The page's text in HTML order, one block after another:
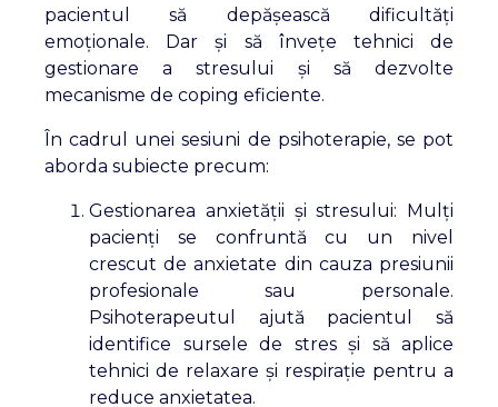
pacientul să depășească dificultăți
emoționale. Dar și să învețe tehnici de
gestionare a stresului și să dezvolte
mecanisme de coping eficiente.
În cadrul unei sesiuni de psihoterapie, se pot
aborda subiecte precum:
Gestionarea anxietății și stresului: Mulți
pacienți se confruntă cu un nivel
crescut de anxietate din cauza presiunii
profesionale sau personale.
Psihoterapeutul ajută pacientul să
identifice sursele de stres și să aplice
tehnici de relaxare și respirație pentru a
reduce anxietatea.